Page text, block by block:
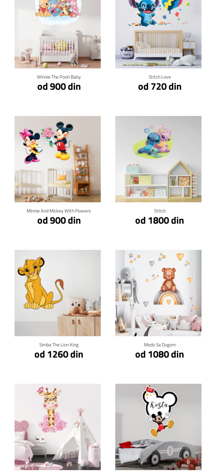
Winnie The Pooh Baby
od 900 din
Klikni za detalje
Stitch Love
od 720 din
Klikni za detalje
Minnie And Mickey With Flowers
od 900 din
Klikni za detalje
Stitch
od 1800 din
Klikni za detalje
Simba The Lion King
od 1260 din
Klikni za detalje
Medo Sa Dugom
od 1080 din
Klikni za detalje
Klikni za detalje Klikni za detalje